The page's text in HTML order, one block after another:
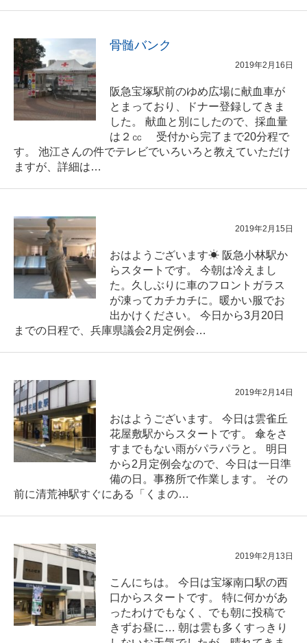
骨髄バンク
2019年2月16日
阪急宝塚駅前のゆめ広場に献血車が
とまっており、ドナー登録してきま
した。 献血と別にしたので、採血量
は２㏄ 受付から完了まで20分程で
す。 池江さんの件でテレビでいろいろと教えていただけ
ますが、詳細は…
2019年2月15日
おはようございます☀ 阪急小林駅か
らスタートです。 今朝は冷えまし
た。久しぶりに車のフロントガラス
が凍ってカチカチに。暖かい服でお
出かけください。 今日から3月20日
までの日程で、兵庫県議会2月定例会…
2019年2月14日
おはようございます。 今日は雲雀丘
花屋敷駅からスタートです。 傘をさ
すまでもない雨がパラパラと。 明日
から2月定例会なので、今日は一日準
備の日。事務所で作業します。 その
前に清荒神駅すぐにある「くまの…
2019年2月13日
こんにちは。 今日は宝塚南口駅の西
口からスタートです。 特に何かがあ
ったわけでもなく、でも朝に投稿で
きずお昼に… 朝は雲も多くすっきり